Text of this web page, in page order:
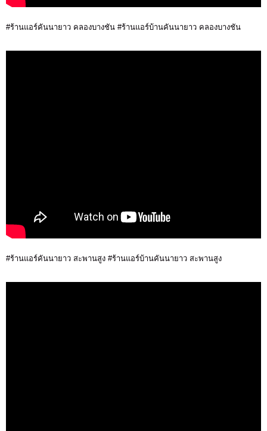
#ร้านแอร์คันนายาว คลองบางชัน #ร้านแอร์บ้านคันนายาว คลองบางชัน
#ร้านแอร์คันนายาว สะพานสูง #ร้านแอร์บ้านคันนายาว สะพานสูง